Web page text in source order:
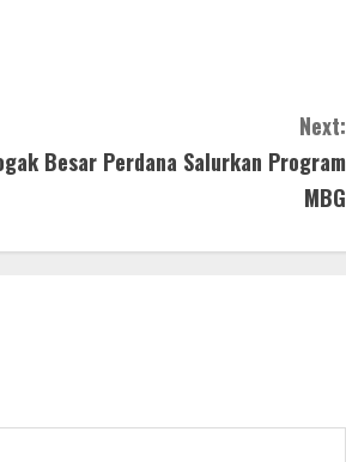
Next:
Besar Perdana Salurkan Program
MBG